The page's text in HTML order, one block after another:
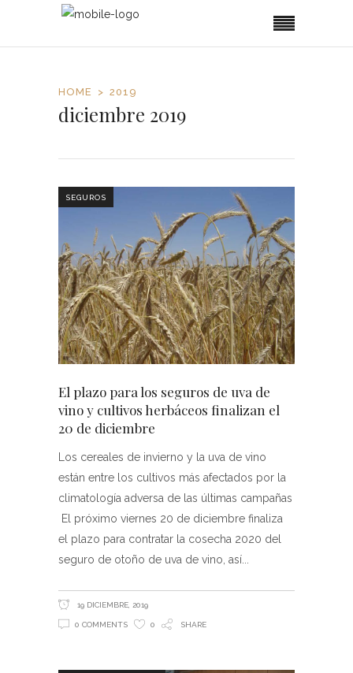
HOME 2019
diciembre 2019
SEGUROS
El plazo para los seguros de uva de
vino y cultivos herbáceos finalizan el
20 de diciembre
Los cereales de invierno y la uva de vino
están entre los cultivos más afectados por la
climatología adversa de las últimas campañas
El próximo viernes 20 de diciembre finaliza
el plazo para contratar la cosecha 2020 del
seguro de otoño de uva de vino, así
19 DICIEMBRE, 2019
0 COMMENTS 0 SHARE